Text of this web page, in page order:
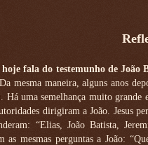
fala do testemunho de João
mesma maneira, alguns anos
Há uma semelhança muito grande
dirigiram a João. Jesus
“Elias, João Batista,
as mesmas perguntas a João: